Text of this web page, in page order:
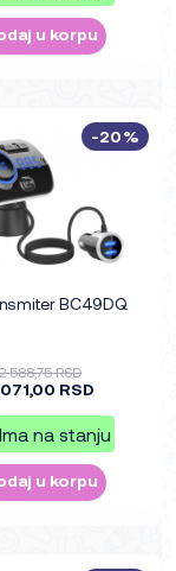
u korpu
BC49DQ
RSD
RSD
Ima na stanju
u korpu
-20%